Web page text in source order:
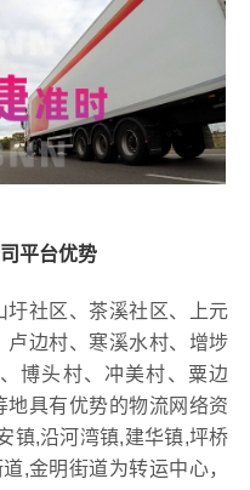
平台优势
社区、茶溪社区、上元
边村、寒溪水村、增埗
博头村、冲美村、粟边
具有优势的物流网络资
镇,沿河湾镇,建华镇,坪桥
,金明街道为转运中心，